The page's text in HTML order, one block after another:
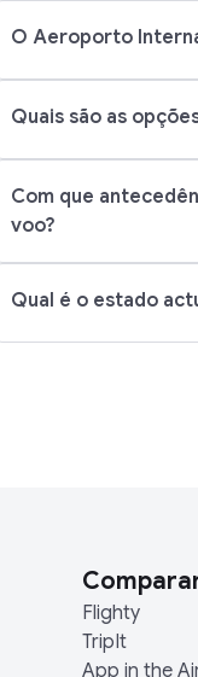
O Aeroporto
Quais são as
Com que
voo?
Qual é o estado
Flighty
TripIt
App in the